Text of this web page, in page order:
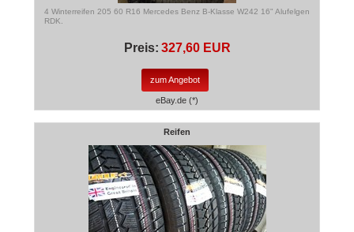
4 Winterreifen 205 60 R16 Mercedes Benz B-Klasse W242 16" Alufelgen
RDK.
Preis: 327,60 EUR
zum Angebot
eBay.de (*)
Reifen